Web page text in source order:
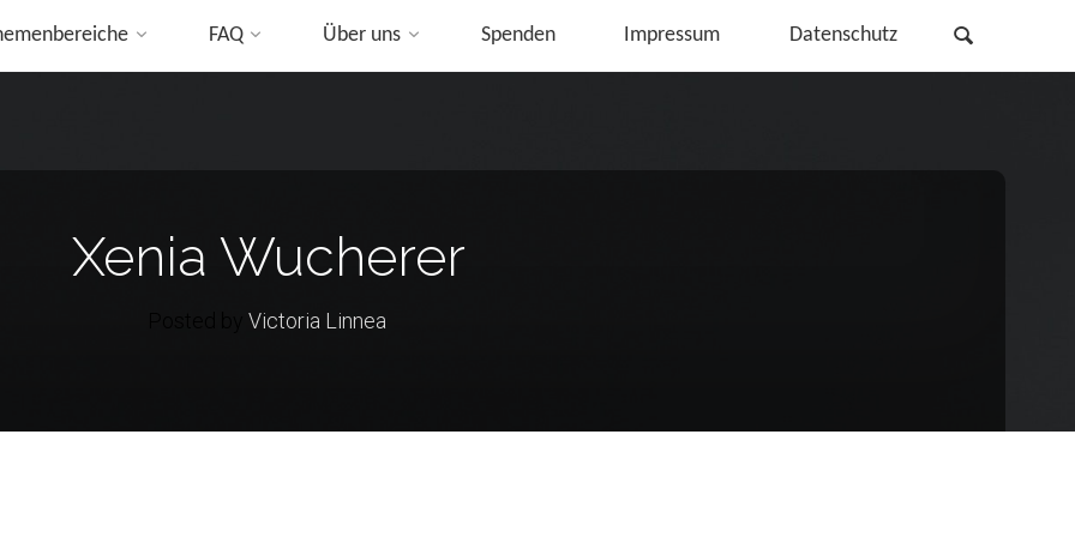
FAQ Über uns Spenden Impressum Datenschutz
Xenia Wucherer
Victoria Linnea